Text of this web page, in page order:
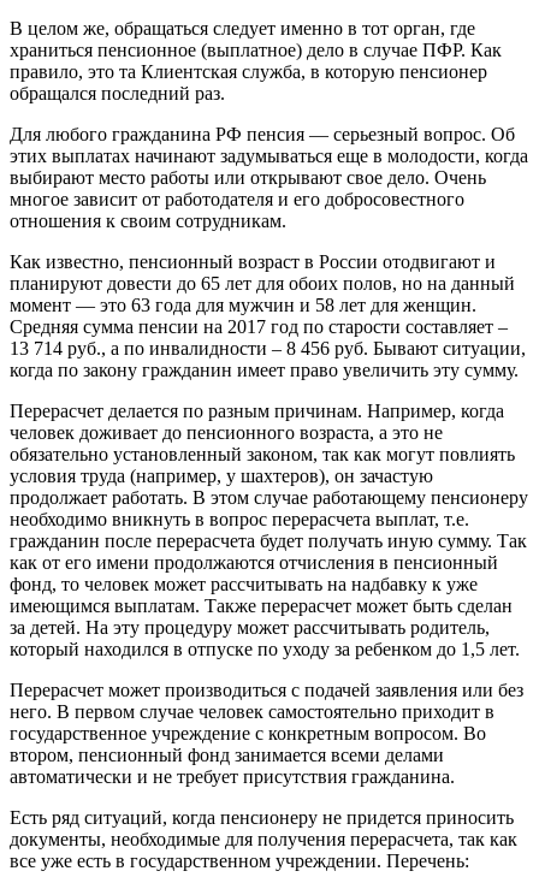
В целом же, обращаться следует именно в тот орган, где
храниться пенсионное (выплатное) дело в случае ПФР. Как
правило, это та Клиентская служба, в которую пенсионер
обращался последний раз.
Для любого гражданина РФ пенсия — серьезный вопрос. Об
этих выплатах начинают задумываться еще в молодости, когда
выбирают место работы или открывают свое дело. Очень
многое зависит от работодателя и его добросовестного
отношения к своим сотрудникам.
Как известно, пенсионный возраст в России отодвигают и
планируют довести до 65 лет для обоих полов, но на данный
момент — это 63 года для мужчин и 58 лет для женщин.
Средняя сумма пенсии на 2017 год по старости составляет –
13 714 руб., а по инвалидности – 8 456 руб. Бывают ситуации,
когда по закону гражданин имеет право увеличить эту сумму.
Перерасчет делается по разным причинам. Например, когда
человек доживает до пенсионного возраста, а это не
обязательно установленный законом, так как могут повлиять
условия труда (например, у шахтеров), он зачастую
продолжает работать. В этом случае работающему пенсионеру
необходимо вникнуть в вопрос перерасчета выплат, т.е.
гражданин после перерасчета будет получать иную сумму. Так
как от его имени продолжаются отчисления в пенсионный
фонд, то человек может рассчитывать на надбавку к уже
имеющимся выплатам. Также перерасчет может быть сделан
за детей. На эту процедуру может рассчитывать родитель,
который находился в отпуске по уходу за ребенком до 1,5 лет.
Перерасчет может производиться с подачей заявления или без
него. В первом случае человек самостоятельно приходит в
государственное учреждение с конкретным вопросом. Во
втором, пенсионный фонд занимается всеми делами
автоматически и не требует присутствия гражданина.
Есть ряд ситуаций, когда пенсионеру не придется приносить
документы, необходимые для получения перерасчета, так как
все уже есть в государственном учреждении. Перечень: